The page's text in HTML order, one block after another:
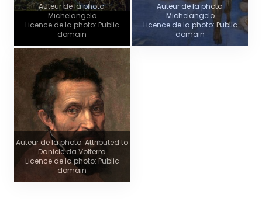
Auteur de la photo:
Michelangelo
Licence de la photo: Public
domain
Auteur de la photo:
Michelangelo
Licence de la photo: Public
domain
Auteur de la photo: Attributed to
Daniele da Volterra
Licence de la photo: Public
domain